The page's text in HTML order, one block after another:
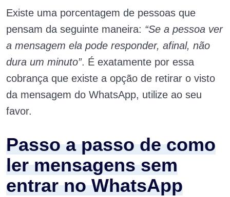
Existe uma porcentagem de pessoas que
pensam da seguinte maneira: “Se a pessoa ver
a mensagem ela pode responder, afinal, não
dura um minuto”. É exatamente por essa
cobrança que existe a opção de retirar o visto
da mensagem do WhatsApp, utilize ao seu
favor.
Passo a passo de como
ler mensagens sem
entrar no WhatsApp